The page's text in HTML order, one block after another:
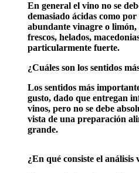
En general el vino no se
demasiado ácidas como
abundante vinagre o limón,
frescos, helados,
particularmente fuerte.
¿Cuáles son los sentidos
Los sentidos más
gusto, dado que entregan
vinos, pero no se debe
vista de una preparación
grande.
¿En qué consiste el análisis